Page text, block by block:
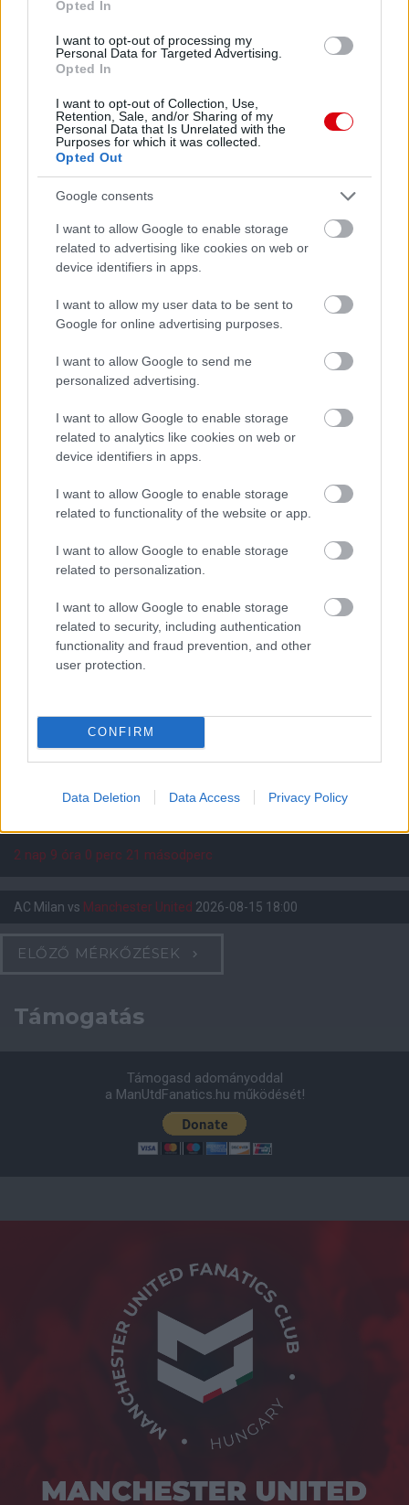
Opted In
I want to opt-out of processing my
Personal Data for Targeted Advertising.
Opted In
I want to opt-out of Collection, Use,
Retention, Sale, and/or Sharing of my
Personal Data that Is Unrelated with the
Purposes for which it was collected.
Opted Out
Google consents
I want to allow Google to enable storage
related to advertising like cookies on web or
device identifiers in apps.
I want to allow my user data to be sent to
Google for online advertising purposes.
I want to allow Google to send me
personalized advertising.
I want to allow Google to enable storage
related to analytics like cookies on web or
device identifiers in apps.
I want to allow Google to enable storage
related to functionality of the website or app.
I want to allow Google to enable storage
related to personalization.
I want to allow Google to enable storage
related to security, including authentication
functionality and fraud prevention, and other
user protection.
CONFIRM
Data Deletion Data Access Privacy Policy
Meccs Center
Leeds UnitedvsManchester
United
Croke Park, Dublin
2 nap 9 óra 0 perc 20 másodperc
AC Milan vs Manchester United 2026-08-15 18:00
ELŐZŐ MÉRKŐZÉSEK
Támogatás
Támogasd adományoddal
a ManUtdFanatics.hu működését!